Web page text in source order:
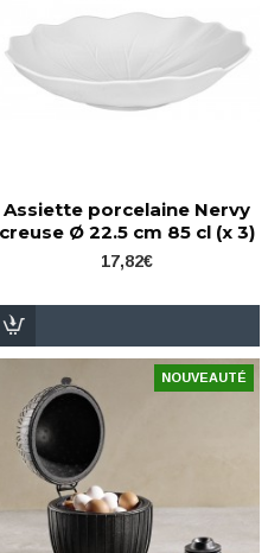
Assiette porcelaine Nervy
Ø 22.5 cm 85 cl (x 3)
17,82€
NOUVEAUTÉ